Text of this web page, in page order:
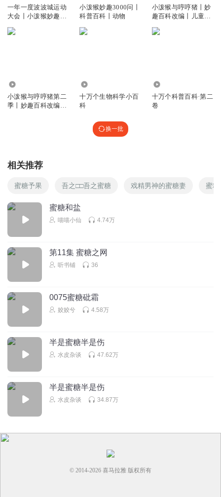
回复 2025-08-25 1
爸爸
一年一度波波城运动
大会丨小泼猴妙趣百
小泼猴妙趣3000问丨
科普百科丨动物
小泼猴与哼哼猪丨妙
趣百科改编丨儿童睡
小泼猴与哼哼猪第二
季丨妙趣百科改编丨
十万个生物科学小百
科
十万个科普百科·第二
卷
换一批
相关推荐
蜜糖予果 吾之□□吾之蜜糖 戏精男神的蜜糖妻 蜜糖
蜜糖和盐
喵喵小仙 4.74万
第11集 蜜糖之网
听书铺 36
0075蜜糖砒霜
姣姣兮 4.58万
半是蜜糖半是伤
水皮杂谈 47.62万
半是蜜糖半是伤
水皮杂谈 34.87万
© 2014-2026 喜马拉雅 版权所有